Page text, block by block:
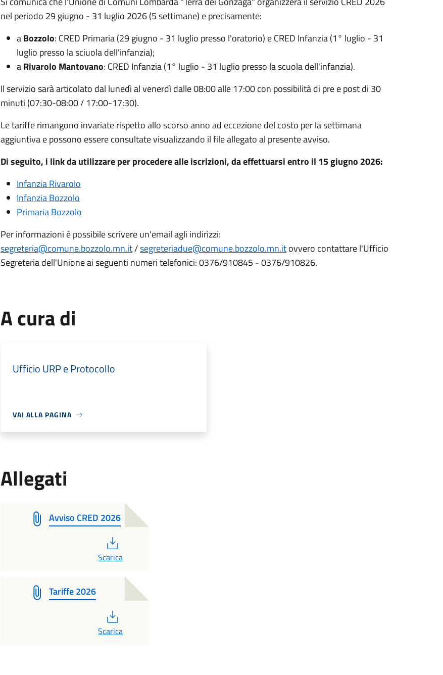
nel periodo 29 giugno - 31 luglio 2026 (5 settimane) e precisamente:
aBozzolo: CRED Primaria (29 giugno - 31 luglio presso l'oratorio) e CRED Infanzia (1° luglio - 31
luglio presso la sciuola dell'infanzia);
aRivarolo Mantovano: CRED Infanzia (1° luglio - 31 luglio presso la scuola dell'infanzia).
Il servizio sarà articolato dal lunedì al venerdì dalle 08:00 alle 17:00 con possibilità di pre e post di 30
minuti (07:30-08:00 / 17:00-17:30).
Le tariffe rimangono invariate rispetto allo scorso anno ad eccezione del costo per la settimana
aggiuntiva e possono essere consultate visualizzando il file allegato al presente avviso.
Di seguito, i link da utilizzare per procedere alle iscrizioni, da effettuarsi entro il 15 giugno 2026:
Infanzia Rivarolo
Infanzia Bozzolo
Primaria Bozzolo
Per informazioni è possibile scrivere un'email agli indirizzi:
segreteria@comune.bozzolo.mn.it/segreteriadue@comune.bozzolo.mn.itovvero contattare l'Ufficio
Segreteria dell'Unione ai seguenti numeri telefonici: 0376/910845 - 0376/910826.
A cura di
Ufficio URP e Protocollo
VAI ALLA PAGINA
Allegati
Avviso CRED 2026
Scarica
Tariffe 2026
Scarica